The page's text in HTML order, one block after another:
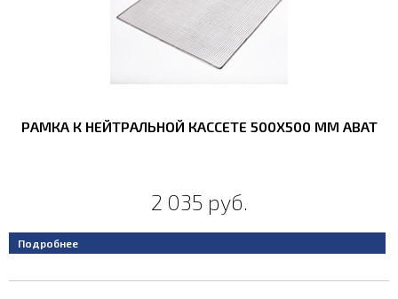
РАМКА К НЕЙТРАЛЬНОЙ КАССЕТЕ 500Х500 ММ ABAT
2 035 руб.
Подробнее